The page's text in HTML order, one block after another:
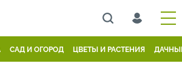
САД И ОГОРОД ЦВЕТЫ И РАСТЕНИЯ